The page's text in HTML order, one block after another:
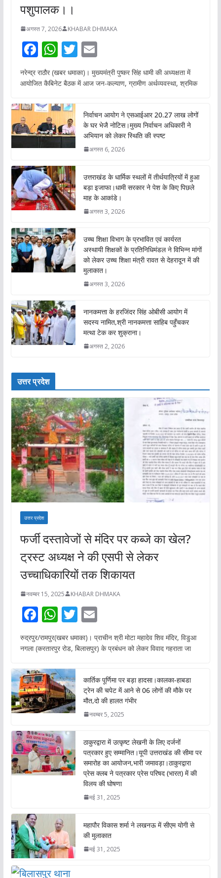
पशुपालक।।
अगस्त 7, 2026 KHABAR DHMAKA
F
ac
e
o
o
k
W
h
at
A
p
p
T
w
itt
E
m
ai
नरेन्द्र राठौर (खबर धमाका)। मुख्यमंत्री पुष्कर सिंह धामी की अध्यक्षता में
आयोजित कैबिनेट बैठक में आज जन-कल्याण, ग्रामीण अर्थव्यवस्था, श्रमिक
निर्वाचन आयोग ने एसआईआर 20.27 लाख लोगों
के घर भेजै नोटिस।मुख्य निर्वाचन अधिकारी ने
अभियान को लेकर स्थिति की स्पष्ट
अगस्त 6, 2026
उत्तराखंड के धार्मिक स्थलों में तीर्थयात्रियों में हुआ
बड़ा इजाफा।धामी सरकार ने पेश के किए पिछले
माह के आकांडे।
अगस्त 3, 2026
उच्च शिक्षा विभाग के प्रभावित एवं कार्यरत
अस्थायी शिक्षकों के प्रतिनिधिमंडल ने विभिन्न मांगों
को लेकर उच्च शिक्षा मंत्री रावत से देहरादून में की
मुलाकात।
अगस्त 3, 2026
नानकमत्ता के हरजिंदर सिंह ओबीसी आयोग में
सदस्य नामित,श्री नानकमत्ता साहिब पहुँचकर
मत्था टेक कर शुक्राना।
अगस्त 2, 2026
उत्तर प्रदेश
उत्तर प्रदेश
फर्जी दस्तावेजों से मंदिर पर कब्जे का खेल?
ट्रस्ट अध्यक्ष ने की एसपी से लेकर
उच्चाधिकारियों तक शिकायत
नवम्बर 15, 2025 KHABAR DHMAKA
F
ac
e
o
o
k
W
h
at
A
p
p
T
w
itt
E
m
ai
रुद्रपुर/रामपुर(खबर धमाका)। प्राचीन श्री मोटा महादेव शिव मंदिर, विडुआ
नगला (करतारपुर रोड, बिलासपुर) के प्रबंधन को लेकर विवाद गहराता जा
कार्तिक पूर्णिमा पर बड़ा हादसा।कालका-हाबडा
ट्रेन की चपेट में आने से 06 लोगों की मौके पर
मौत,दो की हालत गंभीर
नवम्बर 5, 2025
ठाकुरद्वारा में उत्कृष्ट लेखनी के लिए दर्जनों
पत्रकार हुए सम्मानित।यूपी उत्तराखंड की सीमा पर
समारोह का आयोजन,भारी जमावड़ा।ठाकुरद्वारा
प्रेस क्लब ने पत्रकार प्रेस परिषद (भारत) में की
विलय की घोषणा
मई 31, 2025
महापौर विकास शर्मा ने लखनऊ में सीएम योगी से
की मुलाकात
मई 31, 2025